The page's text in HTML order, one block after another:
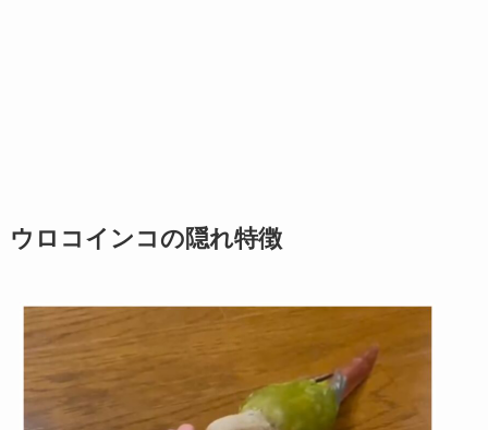
ウロコインコの隠れ特徴